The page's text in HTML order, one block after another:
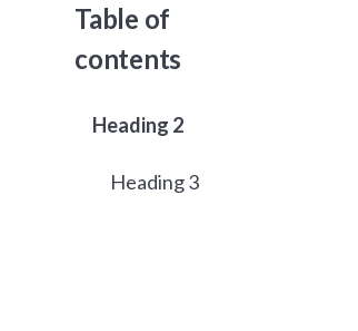
Table of
contents
Heading 2
Heading 3